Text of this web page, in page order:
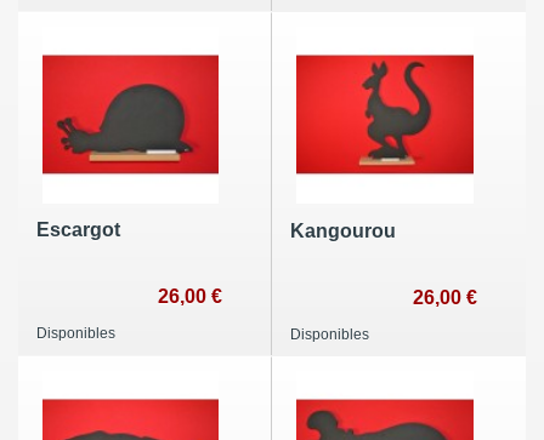
Escargot
26,00 €
Disponibles
Kangourou
26,00 €
Disponibles